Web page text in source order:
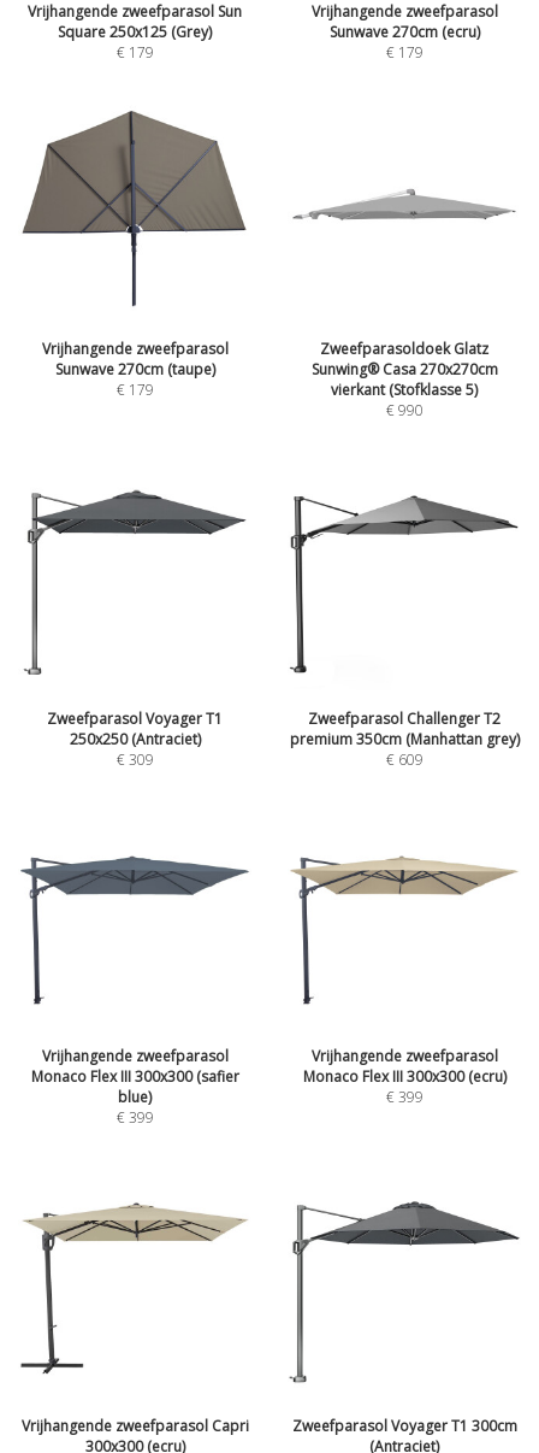
Vrijhangende zweefparasol Sun
Square 250x125 (Grey)
€ 179
Vrijhangende zweefparasol
Sunwave 270cm (ecru)
€ 179
Vrijhangende zweefparasol
Sunwave 270cm (taupe)
€ 179
Zweefparasoldoek Glatz
Sunwing® Casa 270x270cm
vierkant (Stofklasse 5)
€990
Zweefparasol Voyager T1
250x250 (Antraciet)
€309
Zweefparasol Challenger T2
premium 350cm (Manhattan grey)
€ 609
Vrijhangende zweefparasol
Monaco Flex III 300x300 (safier
blue)
€399
Vrijhangende zweefparasol
Monaco Flex III 300x300 (ecru)
€399
Vrijhangende zweefparasol Capri
300x300 (ecru)
Zweefparasol Voyager T1 300cm
(Antraciet)